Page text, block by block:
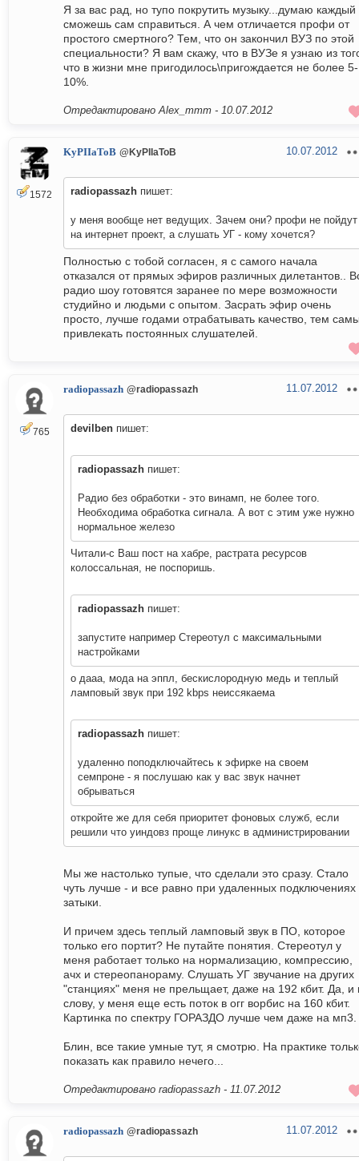
Я за вас рад, но тупо покрутить музыку...думаю каждый
сможешь сам справиться. А чем отличается профи от
простого смертного? Тем, что он закончил ВУЗ по этой
специальности? Я вам скажу, что в ВУЗе я узнаю из
что в жизни мне пригодилось\пригождается не более 5-
10%.
Отредактировано Alex_mmm - 10.07.2012
1572
KyPIIaToB @KyPIIaToB 10.07.2012
radiopassazh пишет:
у меня вообще нет ведущих. Зачем они? профи не пойдут
на интернет проект, а слушать УГ - кому хочется?
Полностью с тобой согласен, я с самого начала
отказался от прямых эфиров различных дилетантов..
радио шоу готовятся заранее по мере возможности
студийно и людьми с опытом. Засрать эфир очень
просто, лучше годами отрабатывать качество, тем
привлекать постоянных слушателей.
765
radiopassazh @radiopassazh 11.07.2012
devilben пишет:
radiopassazh пишет:
Радио без обработки - это винамп, не более того.
Необходима обработка сигнала. А вот с этим уже нужно
нормальное железо
Читали-с Ваш пост на хабре, растрата ресурсов
колоссальная, не поспоришь.
radiopassazh пишет:
запустите например Стереотул с максимальными
настройками
о дааа, мода на эппл, бескислородную медь и теплый
ламповый звук при 192 kbps неиссякаема
radiopassazh пишет:
удаленно поподключайтесь к эфирке на своем
семпроне - я послушаю как у вас звук начнет
обрываться
откройте же для себя приоритет фоновых служб, если
решили что уиндовз проще линукс в администрировании
Мы же настолько тупые, что сделали это сразу. Стало
чуть лучше - и все равно при удаленных подключениях
затыки.
И причем здесь теплый ламповый звук в ПО, которое
только его портит? Не путайте понятия. Стереотул у
меня работает только на нормализацию, компрессию,
ачх и стереопанораму. Слушать УГ звучание на других
"станциях" меня не прельщает, даже на 192 кбит. Да, и
слову, у меня еще есть поток в огг ворбис на 160 кбит.
Картинка по спектру ГОРАЗДО лучше чем даже на мп3.
Блин, все такие умные тут, я смотрю. На практике
показать как правило нечего...
Отредактировано radiopassazh - 11.07.2012
radiopassazh @radiopassazh 11.07.2012